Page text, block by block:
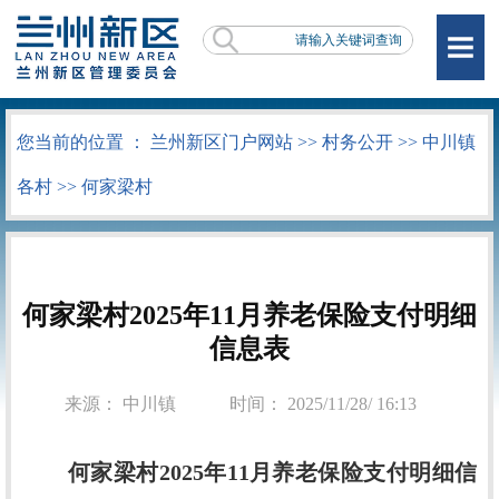
您当前的位置 ： 兰州新区门户网站 >> 村务公开 >> 中川镇
各村 >> 何家梁村
何家梁村2025年11月养老保险支付明细
信息表
来源： 中川镇 时间： 2025/11/28/ 16:13
何家梁村2025年11月养老保险支付明细信